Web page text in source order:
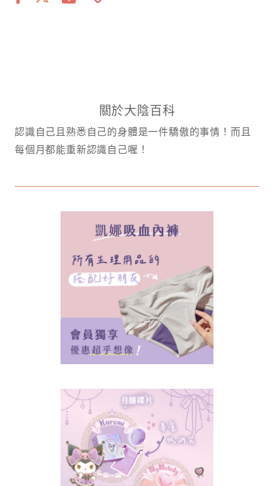
關於大陰百科
認識自己且熟悉自己的身體是一件驕傲的事情！而且
每個月都能重新認識自己喔！